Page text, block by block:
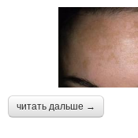
читать дальше →